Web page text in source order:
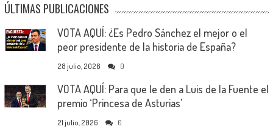
ÚLTIMAS PUBLICACIONES
VOTA AQUÍ: ¿Es Pedro Sánchez el mejor o el
peor presidente de la historia de España?
28 julio, 2026 0
VOTA AQUÍ: Para que le den a Luis de la Fuente el
premio ‘Princesa de Asturias’
21 julio, 2026 0